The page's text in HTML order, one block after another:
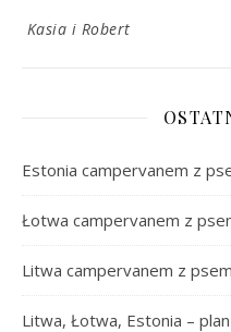
Kasia i Robert
Estonia campervanem z
Łotwa campervanem z
Litwa campervanem z psem
Litwa, Łotwa, Estonia –